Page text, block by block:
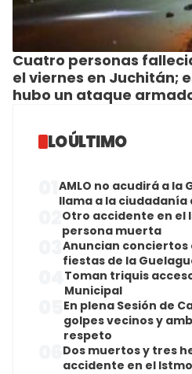
Cuatro personas
el viernes en Juchitán;
hubo un ataque
LO ÚLTIMO
AMLO no acudirá a la
llama a la ciudadanía
Otro accidente en el
persona muerta
Anuncian conciertos
fiestas de la
Toman triquis
Municipal
En plena Sesión de
golpes vecinos y
respeto
Dos muertos y tres
accidente en el Istmo